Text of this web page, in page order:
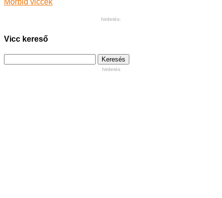
hirdetés:
Vicc kereső
hirdetés